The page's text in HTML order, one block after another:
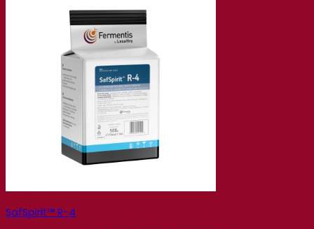
SafSpirit™ R-4